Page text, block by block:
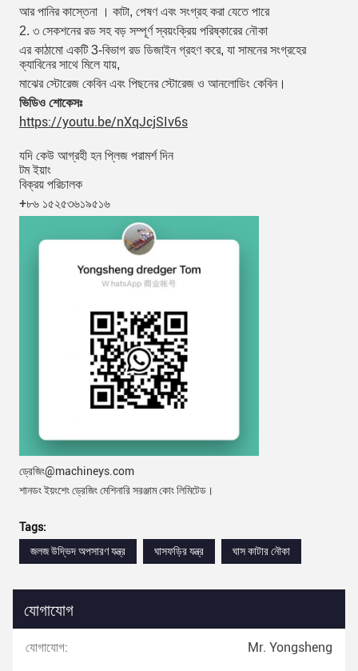
আর পানির কাস্তেনা । কাটা, পেষণ এবং সংগ্রহ করা যেতে পারে
2. ৩ সেকশনের রড সহ বড় সম্পূর্ণ স্বয়ংক্রিয় পরিষ্কারের নৌকা
এর কাঠামো একটি 3-বিভাগ রড ডিজাইন গ্রহণ করে, যা সামনের সংগ্রহের
ক্যাবিনের সাথে মিলে যায়,
মাঝের স্টোরেজ কেবিন এবং পিছনের স্টোরেজ ও আনলোডিং কেবিন।
ভিডিও শোকেসঃ
https://youtu.be/nXqJcjSIv6s
যদি কেউ আগ্রহী হন প্লিজ পরামর্শ দিন
টম ইয়াং
বিক্রয় পরিচালক
+৮৬ ১৫২৫৩৬১৯৫১৬
ড্রেজিং@machineys.com
শানডং ইয়ংশেং ড্রেজিং মেশিনারি সরঞ্জাম কোং লিমিটেড।
Tags:
জলজ উদ্ভিদ অপসারণ যন্ত্র
ঘাসফড়ির যন্ত্র ঘাস কাটার নৌকা
যোগাযোগ
যোগাযোগ: Mr. Yongsheng